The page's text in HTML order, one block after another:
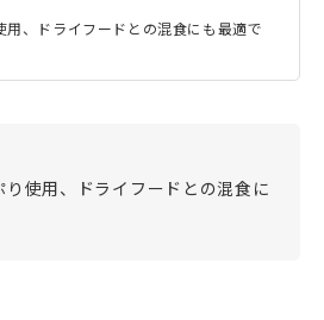
用、ドライフードとの混食にも最適で
使用、ドライフードとの混食に